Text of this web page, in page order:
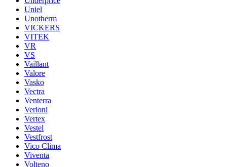
Uniel
Unotherm
VICKERS
VITEK
VR
VS
Vaillant
Valore
Vasko
Vectra
Venterra
Verloni
Vertex
Vestel
Vestfrost
Vico Clima
Viventa
Volteno